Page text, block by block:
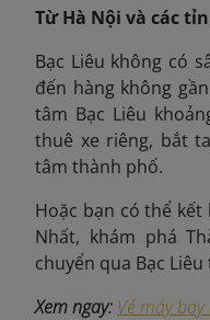
Từ Hà Nội và các
Bạc Liêu không có
đến hàng không
tâm Bạc Liêu
thuê xe riêng, bắt
tâm thành phố.
Hoặc bạn có thể kết
Nhất, khám phá
chuyển qua Bạc
Xem ngay: Vé máy